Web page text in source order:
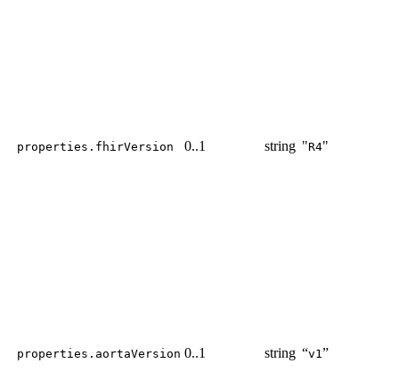
properties.fhirVersion 0..1 string "R4"
properties.aortaVersion 0..1 string “v1 ”